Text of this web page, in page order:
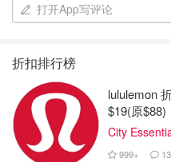
打开App写评论
折扣排行榜
lululemon
$19(原$88)
City
999+